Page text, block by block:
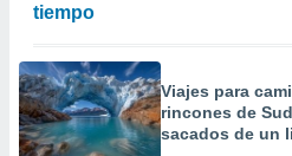
tiempo
Viajes para
rincones de
sacados de un